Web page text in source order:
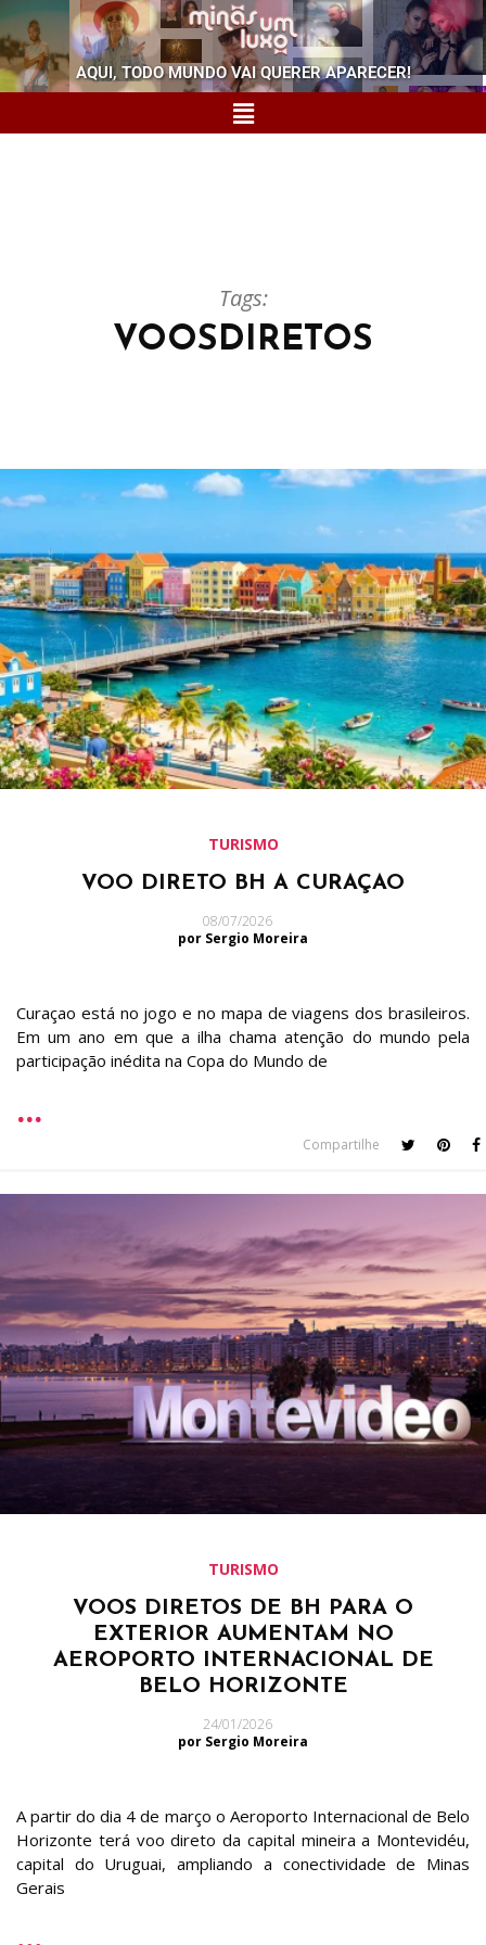
AQUI, TODO MUNDO VAI QUERER APARECER!
Tags:
VOOSDIRETOS
TURISMO
VOO DIRETO BH A CURAÇAO
08/07/2026
por Sergio Moreira
Curaçao está no jogo e no mapa de viagens dos brasileiros.
Em um ano em que a ilha chama atenção do mundo pela
participação inédita na Copa do Mundo de
Compartilhe
TURISMO
VOOS DIRETOS DE BH PARA O
EXTERIOR AUMENTAM NO
AEROPORTO INTERNACIONAL DE
BELO HORIZONTE
24/01/2026
por Sergio Moreira
A partir do dia 4 de março o Aeroporto Internacional de Belo
Horizonte terá voo direto da capital mineira a Montevidéu,
capital do Uruguai, ampliando a conectividade de Minas
Gerais